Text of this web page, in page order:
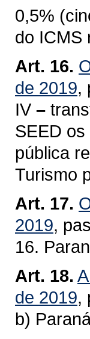
0,5%
do ICMS
Art. 16.
de 2019,
IV –
SEED
pública
Turismo
Art. 17.
2019,
16.
Art. 18.
de 2019,
b)